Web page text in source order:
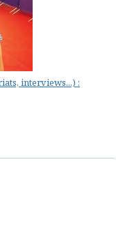
interviews...) :